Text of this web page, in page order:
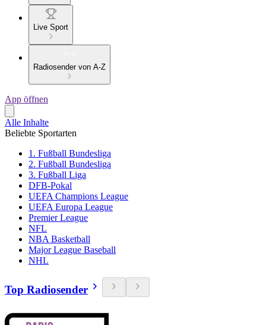
Live Sport
Radiosender von A-Z
App öffnen
Alle Inhalte
Beliebte Sportarten
1. Fußball Bundesliga
2. Fußball Bundesliga
3. Fußball Liga
DFB-Pokal
UEFA Champions League
UEFA Europa League
Premier League
NFL
NBA Basketball
Major League Baseball
NHL
Top Radiosender